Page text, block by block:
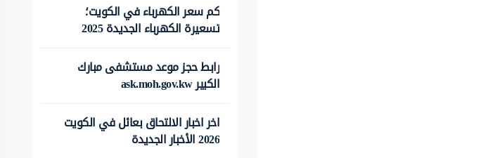
كم سعر الكهرباء في الكويت؛
تسعيرة الكهرباء الجديدة 2025
رابط حجز موعد مستشفى مبارك
الكبير ask.moh.gov.kw
اخر اخبار الالتحاق بعائل في الكويت
2026 الأخبار الجديدة